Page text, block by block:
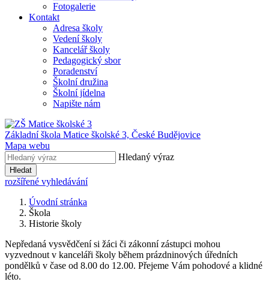
Fotogalerie
Kontakt
Adresa školy
Vedení školy
Kancelář školy
Pedagogický sbor
Poradenství
Školní družina
Školní jídelna
Napište nám
Základní škola Matice školské 3, České Budějovice
Mapa webu
Hledaný výraz
Hledat
rozšířené vyhledávání
Úvodní stránka
Škola
Historie školy
Nepředaná vysvědčení si žáci či zákonní zástupci mohou
vyzvednout v kanceláři školy během prázdninových úředních
pondělků v čase od 8.00 do 12.00. Přejeme Vám pohodové a klidné
léto.